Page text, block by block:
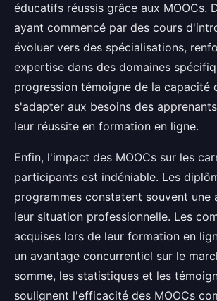
éducatifs réussis grâce aux MOOCs.
ayant commencé par des cours
évoluer vers des spécialisations,
expertise dans des domaines
progression témoigne de la capacité
s'adapter aux besoins des
leur réussite en formation en ligne.
Enfin, l'impact des MOOCs sur les
participants est indéniable. Les
programmes constatent souvent une
leur situation professionnelle. Les
acquises lors de leur formation en
un avantage concurrentiel sur le
somme, les statistiques et les
soulignent l'efficacité des MOOCs